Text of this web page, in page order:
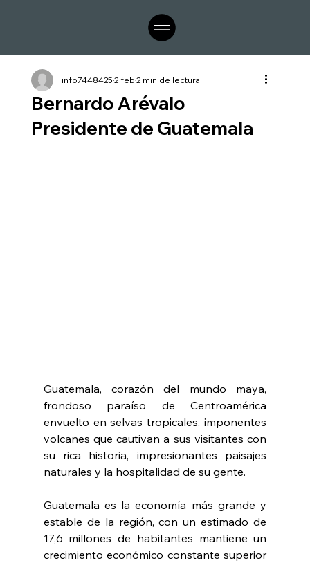
Bernardo Arévalo
Presidente de Guatemala
info74484252 feb2 min de lectura
Guatemala, corazón del mundo maya,
frondoso paraíso de Centroamérica
envuelto en selvas tropicales, imponentes
volcanes que cautivan a sus visitantes con
su rica historia, impresionantes paisajes
naturales y la hospitalidad de su gente.
Guatemala es la economía más grande y
estable de la región, con un estimado de
17,6 millones de habitantes mantiene un
crecimiento económico constante superior